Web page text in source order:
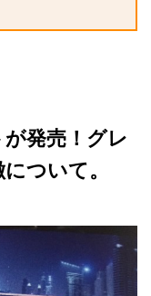
発売！グレ
ついて。